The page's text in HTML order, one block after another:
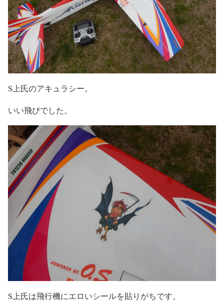
S上氏のアキュラシー。
いい飛びでした。
S上氏は飛行機にエロいシールを貼りがちです。